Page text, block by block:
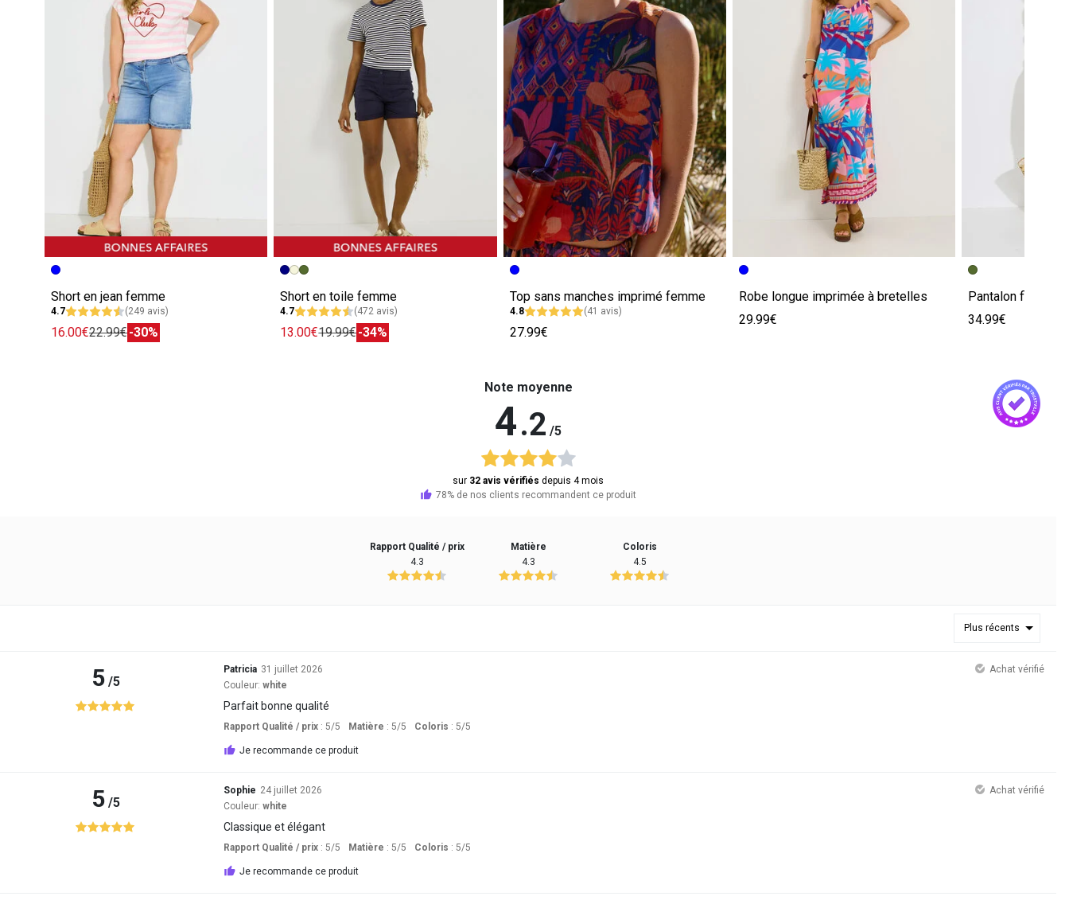
Short en jean femme
4.7 (249 avis)
16.00€22.99€-30%
Short en toile femme
4.7 (472 avis)
13.00€19.99€-34%
Top sans manches imprimé femme
4.8 (41 avis)
27.99€
Robe longue imprimée à bretelles
29.99€
Pantalon fluide
34.99€
Note moyenne
4.2 /5
sur 32 avis vérifiés depuis 4 mois
78% de nos clients recommandent ce produit
Rapport Qualité / prix
4.3
Matière
4.3
Coloris
4.5
Plus récents
5/5
Patricia 31 juillet 2026
Achat vérifié
Couleur: white
Parfait bonne qualité
Rapport Qualité / prix: 5/5 Matière : 5/5 Coloris : 5/5
Je recommande ce produit
5/5
Sophie 24 juillet 2026
Achat vérifié
Couleur: white
Classique et élégant
Rapport Qualité / prix: 5/5 Matière : 5/5 Coloris : 5/5
Je recommande ce produit